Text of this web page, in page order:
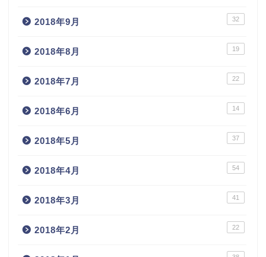
2018年9月 32
2018年8月 19
2018年7月 22
2018年6月 14
2018年5月 37
2018年4月 54
2018年3月 41
2018年2月 22